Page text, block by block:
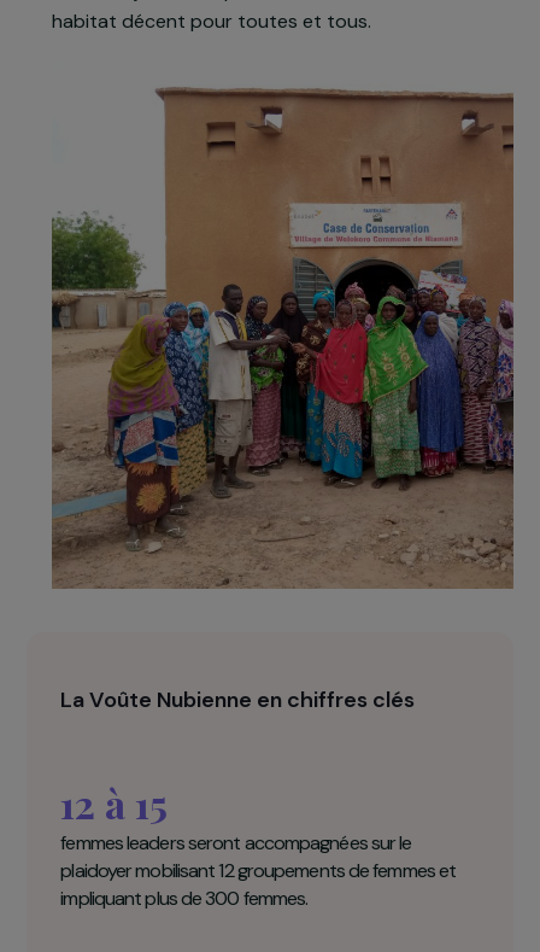
en font une solution particulièrement adaptée
cette région.
AVN et la FNGN accompagneront également les
femmes leaders issues et représentantes des
groupements de productrices pour définir et
porter un plaidoyer national et international pour
faire entendre la voix des femmes sahéliennes
sur les enjeux d'adaptation et le droit à un
habitat décent pour toutes et tous.